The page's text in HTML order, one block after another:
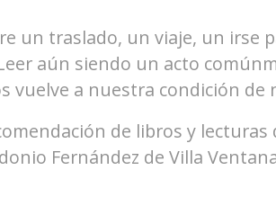
un traslado, un viaje, un irse
aún siendo un acto
vuelve a nuestra condición de
de libros y lecturas
Fernández de Villa